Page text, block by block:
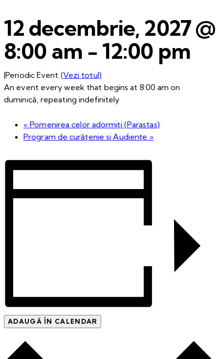
12 decembrie, 2027 @
8:00 am -12:00 pm
|Periodic Event (Vezi totul)
An event every week that begins at 8:00 am on
duminică, repeating indefinitely
« Pomenirea celor adormiți (Parastas)
Program de curățenie si Audiențe »
ADAUGĂ ÎN CALENDAR